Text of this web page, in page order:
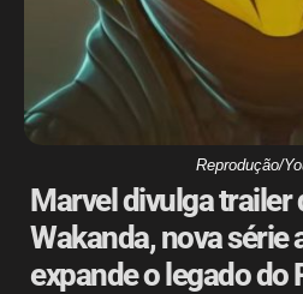
Reprodução/
Marvel divulga trailer
Wakanda, nova série
expande o legado do